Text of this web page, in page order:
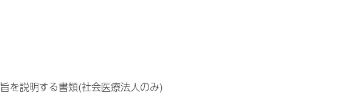
を説明する書類(社会医療法人のみ)